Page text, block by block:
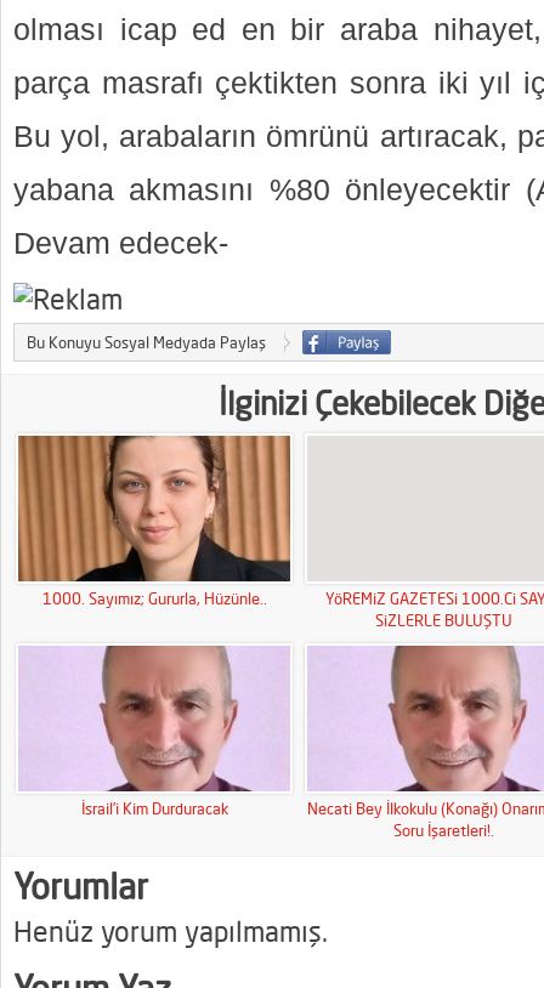
olması icap ed en bir araba
parça masrafı çektikten sonra iki yıl
Bu yol, arabaların ömrünü artıracak,
yabana akmasını %80 önleyecektir
Devam edecek-
Bu Konuyu Sosyal Medyada Paylaş
İlginizi Çekebilecek
1000. Sayımız; Gururla, Hüzünle..
YöREMiZ GAZETESi 1000.Ci
SiZLERLE BULUŞTU
İsrail’i Kim Durduracak
Necati Bey İlkokulu (Konağı)
Soru İşaretleri!.
Yorumlar
Henüz yorum yapılmamış.